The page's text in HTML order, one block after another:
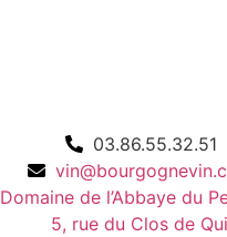
03.86.55.32.51
Domaine de l’Abbaye du
5, rue du Clos de